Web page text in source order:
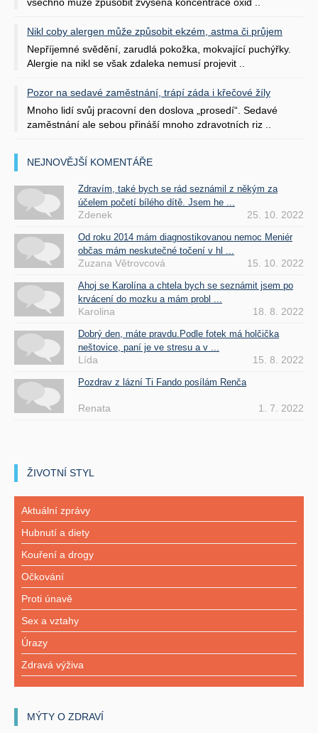
všechno může způsobit zvýšená koncentrace oxid ..
Nikl coby alergen může způsobit ekzém, astma či průjem
Nepříjemné svědění, zarudlá pokožka, mokvající puchýřky.
Alergie na nikl se však zdaleka nemusí projevit ..
Pozor na sedavé zaměstnání, trápí záda i křečové žíly
Mnoho lidí svůj pracovní den doslova „prosedí“. Sedavé
zaměstnání ale sebou přináší mnoho zdravotních riz ..
NEJNOVĚJŠÍ KOMENTÁŘE
Zdravím, také bych se rád seznámil z někým za
účelem početí bílého dítě. Jsem he ...
Zdenek 25. 10. 2022
Od roku 2014 mám diagnostikovanou nemoc Meniér
občas mám neskutečné točení v hl ...
Zuzana Větrovcová 15. 10. 2022
Ahoj se Karolína a chtela bych se seznámit jsem po
krvácení do mozku a mám probl ...
Karolina 18. 8. 2022
Dobrý den, máte pravdu.Podle fotek má holčička
neštovice, paní je ve stresu a v ...
Lída 15. 8. 2022
Pozdrav z lázní Ti Fando posílám Renča
Renata 1. 7. 2022
ŽIVOTNÍ STYL
Aktuální zprávy
Hubnutí a diety
Kouření a drogy
Očkování
Proti únavě
Sex a vztahy
Úrazy
Zdravá výživa
MÝTY O ZDRAVÍ